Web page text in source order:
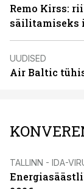
Remo Kirss:
säilitamiseks
UUDISED
Air Baltic
TALLINN - IDA-